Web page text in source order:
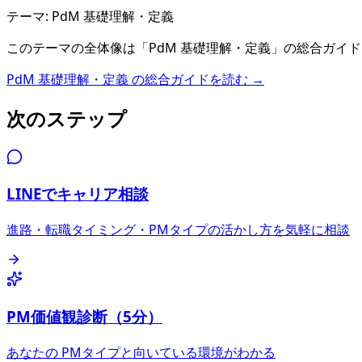
テーマ: PdM 基礎理解・定義
このテーマの全体像は「PdM 基礎理解・定義 」の総合ガイ
PdM 基礎理解・定義の総合ガイドを読む →
次のステップ
LINEでキャリア相談
進路・転職タイミング・PMタイプの活かし方を気軽に相談
PM価値観診断（5分）
あなたの PMタイプと向いている環境がわかる